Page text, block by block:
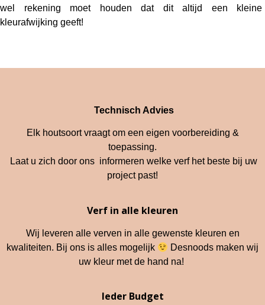
wel rekening moet houden dat dit altijd een kleine
kleurafwijking geeft!
Technisch Advies
Elk houtsoort vraagt om een eigen voorbereiding &
toepassing.
Laat u zich door ons informeren welke verf het beste bij uw
project past!
Verf in alle kleuren
Wij leveren alle verven in alle gewenste kleuren en
kwaliteiten. Bij ons is alles mogelijk
Desnoods maken wij
uw kleur met de hand na!
Ieder Budget